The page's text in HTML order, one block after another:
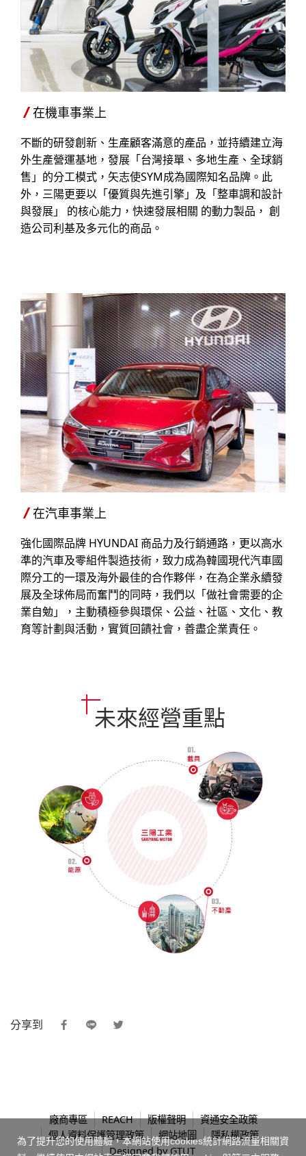
在機車事業上
不斷的研發創新、生產顧客滿意的產品，並持續建立海
外生產營運基地，發展「台灣接單、多地生產、全球銷
售」的分工模式，矢志使SYM成為國際知名品牌。此
外，三陽更要以「優質與先進引擎」及「整車調和設計
與發展」 的核心能力，快速發展相關 的動力製品， 創
造公司利基及多元化的商品。
在汽車事業上
強化國際品牌 HYUNDAI 商品力及行銷通路，更以高水
準的汽車及零組件製造技術，致力成為韓國現代汽車國
際分工的一環及海外最佳的合作夥伴，在為企業永續發
展及全球佈局而奮鬥的同時，我們以「做社會需要的企
業自勉」，主動積極參與環保、公益、社區、文化、教
育等計劃與活動，實質回饋社會，善盡企業責任。
未來經營重點
分享到
廠商專區 REACH 版權聲明
資通安全政策
個人資料保護管理政策
網站地圖
隱私權政策
Designed byGTUT
為了提升您的使用體驗，本網站使用cookies統計網路流量相關資